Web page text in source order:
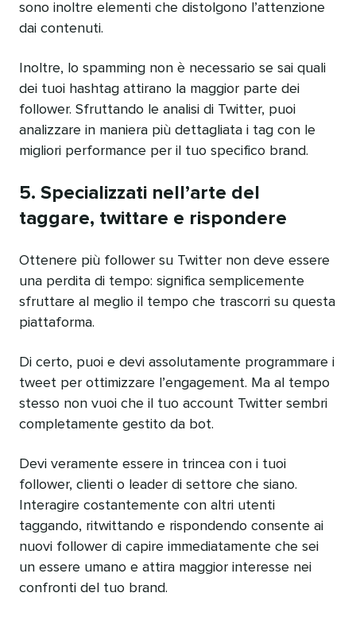
sono inoltre elementi che distolgono l’attenzione
dai contenuti.
Inoltre, lo spamming non è necessario se sai quali
dei tuoi hashtag attirano la maggior parte dei
follower. Sfruttando le analisi di Twitter, puoi
analizzare in maniera più dettagliata i tag con le
migliori performance per il tuo specifico brand.
5. Specializzati nell’arte del
taggare, twittare e rispondere
Ottenere più follower su Twitter non deve essere
una perdita di tempo: significa semplicemente
sfruttare al meglio il tempo che trascorri su questa
piattaforma.
Di certo, puoi e devi assolutamente programmare i
tweet per ottimizzare l’engagement. Ma al tempo
stesso non vuoi che il tuo account Twitter sembri
completamente gestito da bot.
Devi veramente essere in trincea con i tuoi
follower, clienti o leader di settore che siano.
Interagire costantemente con altri utenti
taggando, ritwittando e rispondendo consente ai
nuovi follower di capire immediatamente che sei
un essere umano e attira maggior interesse nei
confronti del tuo brand.